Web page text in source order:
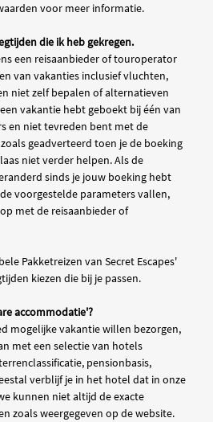
voor meer informatie.
die ik heb gekregen.
een reisaanbieder of touroperator
van vakanties inclusief vluchten,
niet zelf bepalen of alternatieven
vakantie hebt geboekt bij één van
en niet tevreden bent met de
geadverteerd toen je de boeking
niet verder helpen. Als de
sinds je jouw boeking hebt
voorgestelde parameters vallen,
met de reisaanbieder of
Pakketreizen van Secret Escapes'
kiezen die bij je passen.
accommodatie'?
mogelijke vakantie willen bezorgen,
met een selectie van hotels
pensionbasis,
verblijf je in het hotel dat in onze
kunnen niet altijd de exacte
zoals weergegeven op de website.